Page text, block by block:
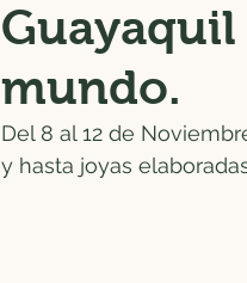
mundo.
Del 8 al 12 de
y hasta joyas